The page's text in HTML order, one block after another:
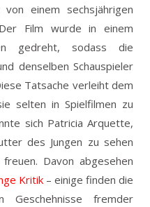
einem sechsjährigen
Film wurde in einem
gedreht, sodass die
denselben Schauspieler
Tatsache verleiht dem
selten in Spielfilmen zu
sich Patricia Arquette,
des Jungen zu sehen
Davon abgesehen
Kritik – einige finden die
Geschehnisse fremder